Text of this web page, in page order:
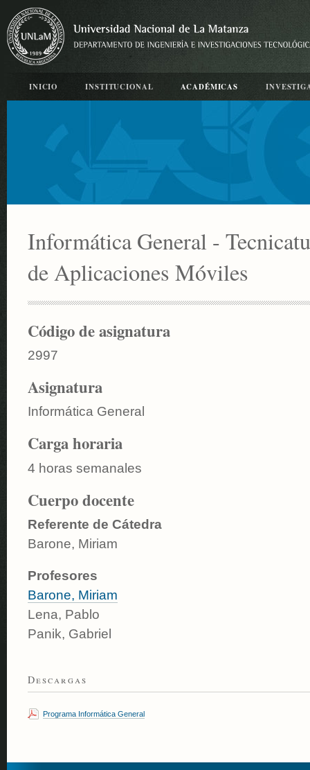
INICIO INSTITUCIONAL ACADÉMICAS
Informática General -
de Aplicaciones Móviles
Código de asignatura
2997
Asignatura
Informática General
Carga horaria
4 horas semanales
Cuerpo docente
Referente de Cátedra
Barone, Miriam
Profesores
Barone, Miriam
Lena, Pablo
Panik, Gabriel
Descargas
Programa Informática General